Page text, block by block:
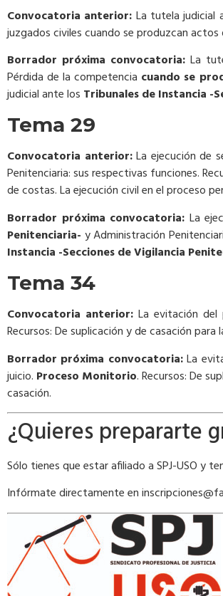
Convocatoria anterior: La tutela judicial
juzgados civiles cuando se produzcan
Borrador próxima convocatoria:La
Pérdida de la competencia cuando se
judicial ante los Tribunales de Instancia -
Tema 29
Convocatoria anterior:La ejecución de
Penitenciaria: sus respectivas funciones.
de costas. La ejecución civil en el proceso
Borrador próxima convocatoria: La
Penitenciaria- y Administración
Instancia -Secciones de Vigilancia
Tema 34
Convocatoria anterior: La evitación del
Recursos: De suplicación y de casación
Borrador próxima convocatoria:La
juicio. Proceso Monitorio. Recursos: De
casación.
¿Quieres prepararte
Sólo tienes que estar afiliado a SPJ-USO y
Infórmate directamente en